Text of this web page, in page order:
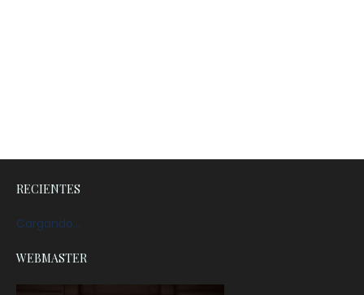
RECIENTES
Cargando...
WEBMASTER